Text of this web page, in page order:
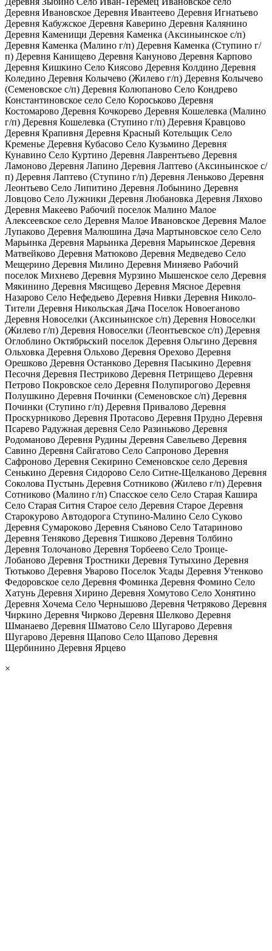
Деревня Ивановское Деревня Ивантеево Деревня Игнатьево
Деревня Кабужское Деревня Каверино Деревня Калянино
Деревня Каменищи Деревня Каменка (Аксиньинское с/п)
Деревня Каменка (Малино г/п) Деревня Каменка (Ступино г/
п) Деревня Канищево Деревня Кануново Деревня Карпово
Деревня Кишкино Село Киясово Деревня Колдино Деревня
Коледино Деревня Колычево (Жилево г/п) Деревня Колычево
(Семеновское с/п) Деревня Колюпаново Село Кондрево
Константиновское село Село Короськово Деревня
Костомарово Деревня Кочкорево Деревня Кошелевка (Малино
г/п) Деревня Кошелевка (Ступино г/п) Деревня Кравцово
Деревня Крапивня Деревня Красный Котельщик Село
Кременье Деревня Кубасово Село Кузьмино Деревня
Кунавино Село Куртино Деревня Лаврентьево Деревня
Ламоново Деревня Лапино Деревня Лаптево (Аксиньинское с/
п) Деревня Лаптево (Ступино г/п) Деревня Леньково Деревня
Леонтьево Село Липитино Деревня Лобынино Деревня
Ловцово Село Лужники Деревня Любановка Деревня Ляхово
Деревня Макеево Рабочий поселок Малино Малое
Алексеевское село Деревня Малое Ивановское Деревня Малое
Лупаково Деревня Малюшина Дача Мартыновское село Село
Марьинка Деревня Марьинка Деревня Марьинское Деревня
Матвейково Деревня Матюково Деревня Медведево Село
Мещерино Деревня Милино Деревня Миняево Рабочий
поселок Михнево Деревня Мурзино Мышенское село Деревня
Мякинино Деревня Мясищево Деревня Мясное Деревня
Назарово Село Нефедьево Деревня Нивки Деревня Николо-
Тители Деревня Никольская Дача Поселок Новоеганово
Деревня Новоселки (Аксиньинское с/п) Деревня Новоселки
(Жилево г/п) Деревня Новоселки (Леонтьевское с/п) Деревня
Оглоблино Октябрьский поселок Деревня Ольгино Деревня
Ольховка Деревня Ольхово Деревня Орехово Деревня
Орешково Деревня Останково Деревня Пасыкино Деревня
Песочня Деревня Пестриково Деревня Петрищево Деревня
Петрово Покровское село Деревня Полупирогово Деревня
Полушкино Деревня Починки (Семеновское с/п) Деревня
Починки (Ступино г/п) Деревня Привалово Деревня
Проскурниково Деревня Протасово Деревня Прудно Деревня
Псарево Радужная деревня Село Разиньково Деревня
Родоманово Деревня Рудины Деревня Савельево Деревня
Савино Деревня Сайгатово Село Сапроново Деревня
Сафроново Деревня Секирино Семеновское село Деревня
Сенькино Деревня Сидорово Село Ситне-Щелканово Деревня
Соколова Пустынь Деревня Сотниково (Жилево г/п) Деревня
Сотниково (Малино г/п) Спасское село Село Старая Кашира
Село Старая Ситня Старое село Деревня Старое Деревня
Старокурово Автодорога Ступино-Малино Село Суково
Деревня Сумароково Деревня Съяново Село Татариново
Деревня Теняково Деревня Тишково Деревня Толбино
Деревня Толочаново Деревня Торбеево Село Троице-
Лобаново Деревня Тростники Деревня Тутыхино Деревня
Тютьково Деревня Уварово Поселок Усады Деревня Утенково
Федоровское село Деревня Фоминка Деревня Фомино Село
Хатунь Деревня Хирино Деревня Хомутово Село Хонятино
Деревня Хочема Село Чернышово Деревня Четряково Деревня
Чиркино Деревня Чирково Деревня Шелково Деревня
Шманаево Деревня Шматово Село Шугарово Деревня
Шугарово Деревня Щапово Село Щапово Деревня
Щербинино Деревня Ярцево
×